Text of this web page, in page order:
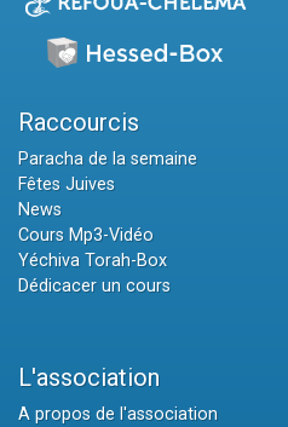
Raccourcis
Paracha de la semaine
Fêtes Juives
News
Cours Mp3-Vidéo
Yéchiva Torah-Box
Dédicacer un cours
L'association
A propos de l'association